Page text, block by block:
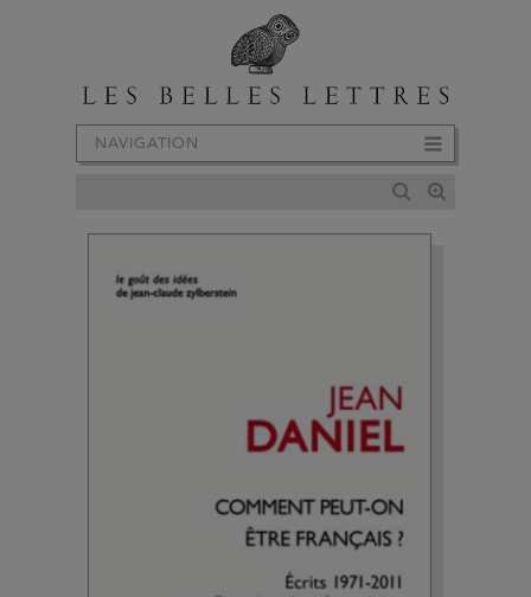
NAVIGATION